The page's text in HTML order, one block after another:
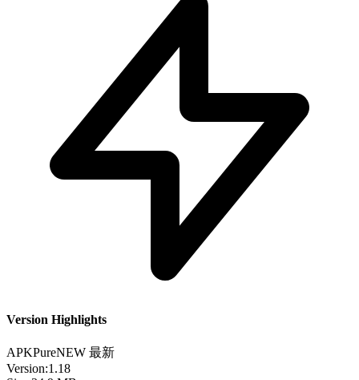
Version Highlights
APKPureNEW 最新
Version:1.18